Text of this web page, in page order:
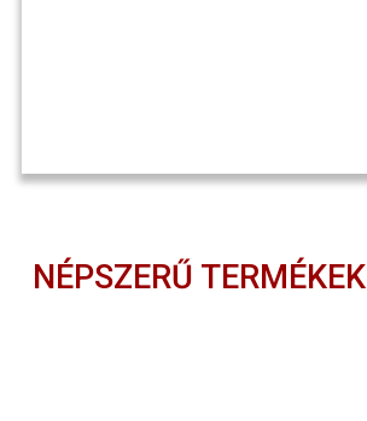
NÉPSZERŰ TERMÉKEK